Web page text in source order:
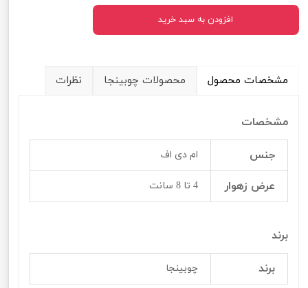
افزودن به سبد خرید
مشخصات محصول محصولات چوبینجا نظرات
مشخصات
جنس ام دی اف
عرض زهوار 4 تا 8 سانت
برند
برند چوبینجا